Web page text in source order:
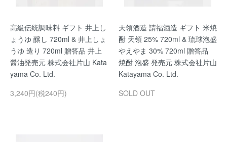
高級伝統調味料 ギフト 井上し
ょうゆ 醸し 720ml & 井上しょ
うゆ 造り 720ml 贈答品 井上
醤油発売元 株式会社片山 Kata
yama Co. Ltd.
3,240円(税240円)
天領酒造 請福酒造 ギフト 米焼
酎 天領 25% 720ml & 琉球泡盛
やえやま 30% 720ml 贈答品
焼酎 泡盛 発売元 株式会社片山
Katayama Co. Ltd.
SOLD OUT